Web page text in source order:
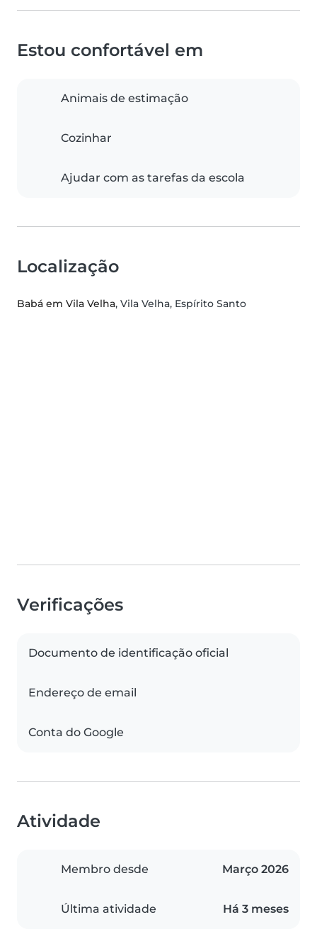
Estou confortável em
Animais de estimação
Cozinhar
Ajudar com as tarefas da escola
Localização
Babá em Vila Velha, Vila Velha, Espírito Santo
Verificações
Documento de identificação oficial
Endereço de email
Conta do Google
Atividade
Membro desde Março 2026
Última atividade Há 3 meses